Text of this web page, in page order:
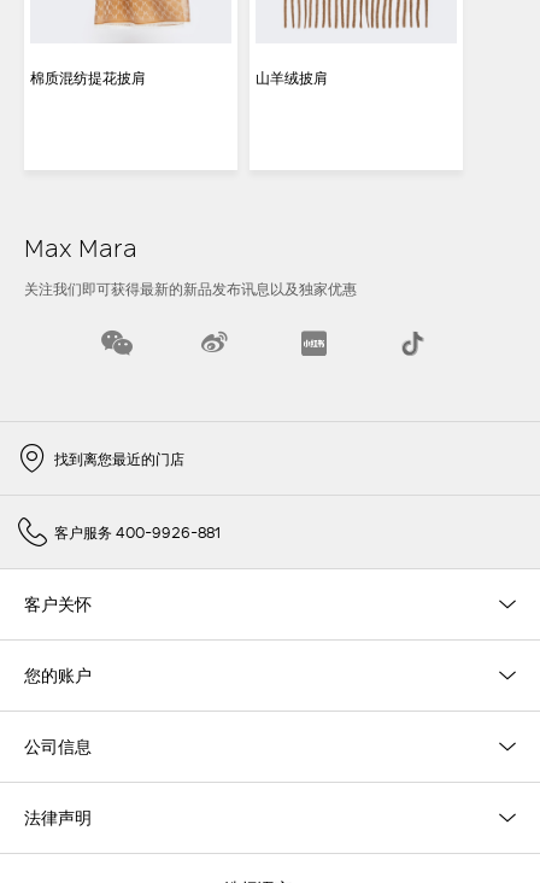
棉质混纺提花披肩 山羊绒披肩
Max Mara
关注我们即可获得最新的新品发布讯息以及独家优惠
找到离您最近的门店
客户服务 400-9926-881
客户关怀
您的账户
公司信息
法律声明